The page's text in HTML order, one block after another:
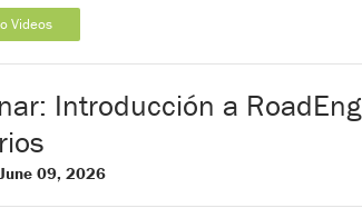
Videos
Introducción a
09, 2026